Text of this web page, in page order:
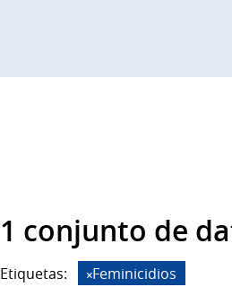
1 conjunto de
Etiquetas: Feminicidios